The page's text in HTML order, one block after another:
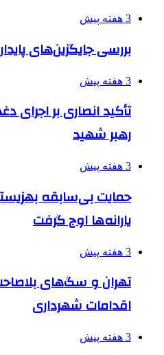
3 هفته پیش
بررسی جایگزین‌های
3 هفته پیش
تأکید انصاری بر
رهبر شهید
3 هفته پیش
حمایت بی‌سابقه
یارانه‌ها اوج گرفت
3 هفته پیش
تهران و سگ‌های
اقدامات شهرداری
3 هفته پیش